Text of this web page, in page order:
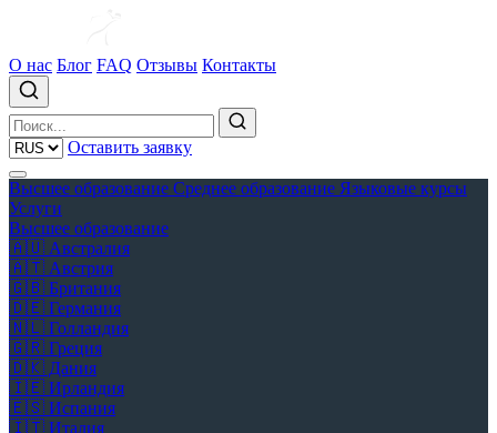
О нас Блог FAQ Отзывы Контакты
Оставить заявку
Высшее образование Среднее образование Языковые курсы
Услуги
Высшее образование
🇦🇺 Австралия
🇦🇹 Австрия
🇬🇧 Британия
🇩🇪 Германия
🇳🇱 Голландия
🇬🇷 Греция
🇩🇰 Дания
🇮🇪 Ирландия
🇪🇸 Испания
🇮🇹 Италия